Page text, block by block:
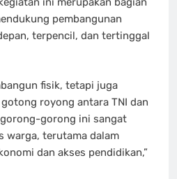
pembangunan
terpencil, dan tertinggal
fisik, tetapi juga
royong antara TNI dan
gorong ini sangat
warga, terutama dalam
dan akses pendidikan,”